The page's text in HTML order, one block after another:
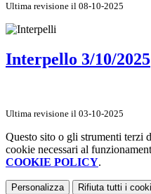
Ultima revisione il 08-10-2025
Interpello 3/10/2025
Ultima revisione il 03-10-2025
Questo sito o gli strumenti terzi
cookie necessari al
COOKIE POLICY.
Personalizza Rifiuta tutti i